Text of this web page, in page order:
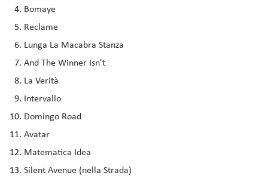
Bomaye
Reclame
Lunga La Macabra Stanza
And The Winner Isn't
La Verità
Intervallo
Domingo Road
Avatar
Matematica Idea
Silent Avenue (nella Strada)